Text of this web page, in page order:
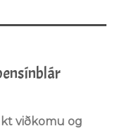
viðkomu og